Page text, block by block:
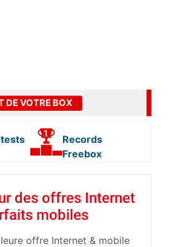
DE VOTRE BOX
Records
Freebox
des offres Internet
mobiles
offre Internet & mobile